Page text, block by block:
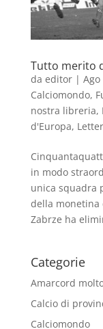
Tutto merito
da editor| Ago
Calciomondo,
nostra libreria,
d'Europa,
in modo
unica squadra
della monetina
Zabrze ha
Categorie
Amarcord
Calcio di
Calciomondo